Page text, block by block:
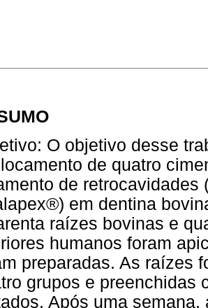
O objetivo desse
de quatro
de
em dentina
raízes bovinas e
humanos foram
preparadas. As raízes
grupos e preenchidas
Após uma